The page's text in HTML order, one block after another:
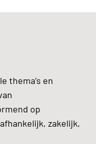
thema’s en
op
zakelijk,